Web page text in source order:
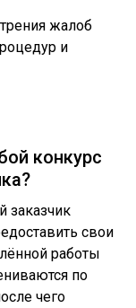
жалоб
и
конкурс
заказчик
свои
работы
по
чего